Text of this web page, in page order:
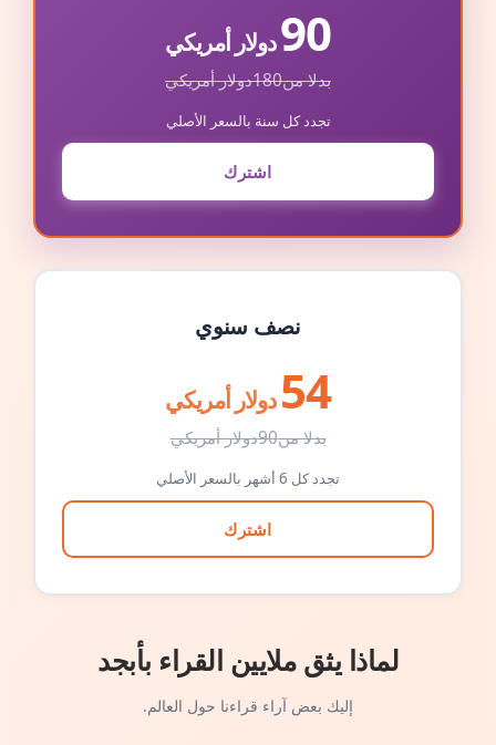
90دولار أمريكي
بدلا من180دولار أمريكي
تجدد كل سنة بالسعر الأصلي
اشترك
نصف سنوي
54 دولار أمريكي
بدلا من90دولار أمريكي
تجدد كل 6 أشهر بالسعر الأصلي
اشترك
لماذا يثق ملايين القراء بأبجد
إليك بعض آراء قراءنا حول العالم.